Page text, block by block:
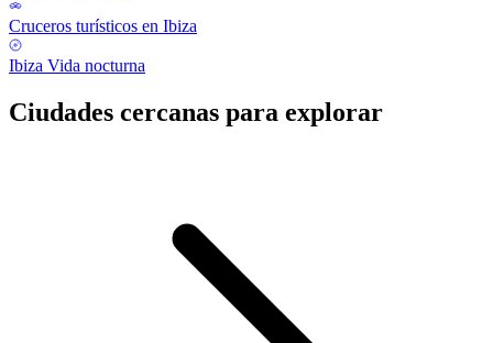
Cruceros turísticos en Ibiza
Ibiza Vida nocturna
Ciudades cercanas para explorar